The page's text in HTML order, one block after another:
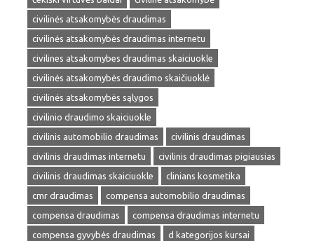
civilinės atsakomybės draudimas
civilinės atsakomybės draudimas internetu
civilines atsakomybes draudimas skaiciuokle
civilinės atsakomybės draudimo skaičiuoklė
civilinės atsakomybės sąlygos
civilinio draudimo skaiciuokle
civilinis automobilio draudimas
civilinis draudimas
civilinis draudimas internetu
civilinis draudimas pigiausias
civilinis draudimas skaiciuokle
clinians kosmetika
cmr draudimas
compensa automobilio draudimas
compensa draudimas
compensa draudimas internetu
compensa gyvybės draudimas
d kategorijos kursai